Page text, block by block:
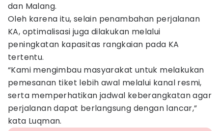
dan Malang.
Oleh karena itu, selain penambahan perjalanan
KA, optimalisasi juga dilakukan melalui
peningkatan kapasitas rangkaian pada KA
tertentu.
“Kami mengimbau masyarakat untuk melakukan
pemesanan tiket lebih awal melalui kanal resmi,
serta memperhatikan jadwal keberangkatan agar
perjalanan dapat berlangsung dengan lancar,”
kata Luqman.